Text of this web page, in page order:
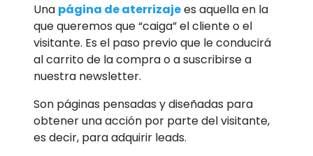
Una página de aterrizajees aquella en la
que queremos que “caiga” el cliente o el
visitante. Es el paso previo que le conducirá
al carrito de la compra o a suscribirse a
nuestra newsletter.
Son páginas pensadas y diseñadas para
obtener una acción por parte del visitante,
es decir, para adquirir leads.